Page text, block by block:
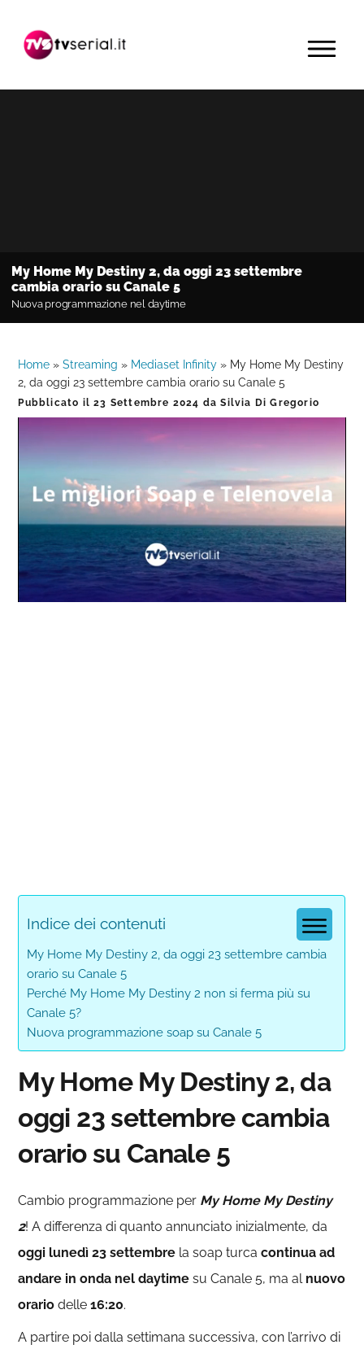
navigazione
contenuto
barra
primaria
MENU
My Home My Destiny 2, da oggi 23 settembre
cambia orario su Canale 5
Nuova programmazione nel daytime
Home »Streaming » Mediaset Infinity » My Home My Destiny
2, da oggi 23 settembre cambia orario su Canale 5
Pubblicato il23 Settembre 2024 daSilvia Di Gregorio
0%
0%
Indice dei contenuti
My Home My Destiny 2, da oggi 23 settembre cambia
orario su Canale 5
Perché My Home My Destiny 2 non si ferma più su
Canale 5?
Nuova programmazione soap su Canale 5
My Home My Destiny 2, da
oggi 23 settembre cambia
orario su Canale 5
Cambio programmazione per MyHome My Destiny
2! A differenza di quanto annunciato inizialmente, da
oggi lunedì 23 settembre la soap turcacontinua ad
andare in onda nel daytime su Canale 5, ma al nuovo
orario delle16:20.
A partire poi dalla settimana successiva, con l’arrivo di